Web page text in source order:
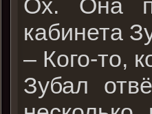
кабинета
– Кого-то,
Зубал